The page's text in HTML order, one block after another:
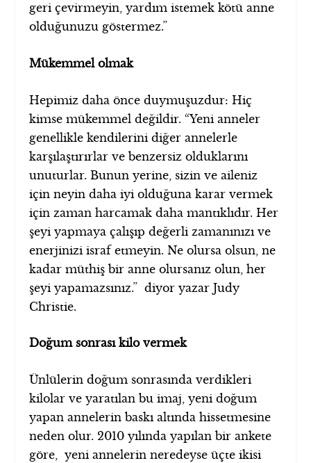
geri çevirmeyin, yardım istemek kötü anne
olduğunuzu göstermez.”
Mükemmel olmak
Hepimiz daha önce duymuşuzdur: Hiç
kimse mükemmel değildir. “Yeni anneler
genellikle kendilerini diğer annelerle
karşılaştırırlar ve benzersiz olduklarını
unuturlar. Bunun yerine, sizin ve aileniz
için neyin daha iyi olduğuna karar vermek
için zaman harcamak daha mantıklıdır. Her
şeyi yapmaya çalışıp değerli zamanınızı ve
enerjinizi israf etmeyin. Ne olursa olsun, ne
kadar müthiş bir anne olursanız olun, her
şeyi yapamazsınız.” diyor yazar Judy
Christie.
Doğum sonrası kilo vermek
Ünlülerin doğum sonrasında verdikleri
kilolar ve yaratılan bu imaj, yeni doğum
yapan annelerin baskı altında hissetmesine
neden olur. 2010 yılında yapılan bir ankete
göre, yeni annelerin neredeyse üçte ikisi